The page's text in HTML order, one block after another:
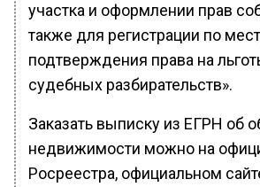
участка и оформлении прав
также для регистрации по
подтверждения права на
судебных разбирательств».
Заказать выписку из ЕГРН об
недвижимости можно на
Росреестра, официальном